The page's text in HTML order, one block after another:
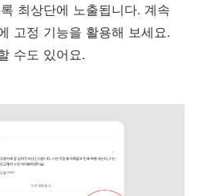
최상단에 노출됩니다. 계속
고정 기능을 활용해 보세요.
수도 있어요.